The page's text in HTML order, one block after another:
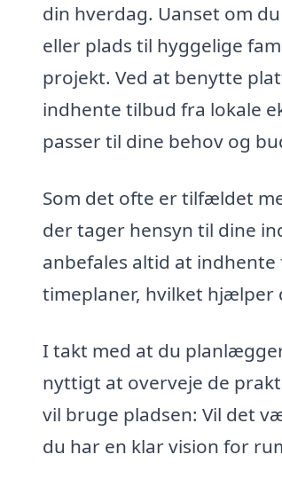
din hverdag. Uanset om
eller plads til hyggelige
projekt. Ved at benytte
indhente tilbud fra lokale
passer til dine behov og
Som det ofte er tilfældet
der tager hensyn til dine
anbefales altid at
timeplaner, hvilket
I takt med at du
nyttigt at overveje de
vil bruge pladsen: Vil det
du har en klar vision for